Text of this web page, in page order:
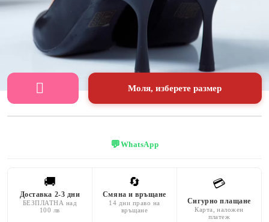
ЦВЯТ
черен
МАТЕРИАЛ
9 CM
Моля, изберете размер
💬WhatsApp
🚚
Доставка 2-3 дни
БЕЗПЛАТНА над
100 лв
🔄
Смяна и връщане
14 дни право на
връщане
💳
Сигурно плащане
Карта, наложен
платеж